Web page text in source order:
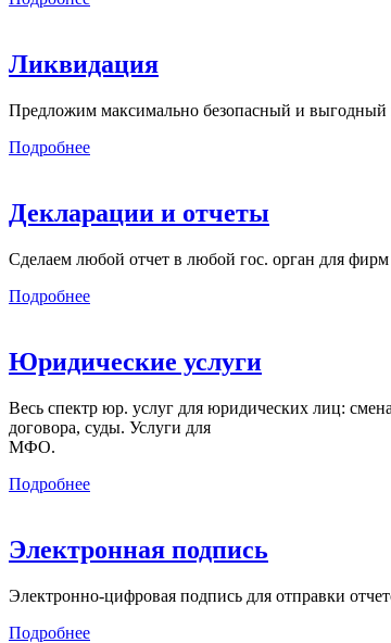
Ликвидация
Предложим максимально безопасный и выгодный
Подробнее
Декларации и отчеты
Сделаем любой отчет в любой гос. орган для
Подробнее
Юридические услуги
Весь спектр юр. услуг для юридических лиц:
договора, суды. Услуги для
МФО.
Подробнее
Электронная подпись
Электронно-цифровая подпись для отправки
Подробнее